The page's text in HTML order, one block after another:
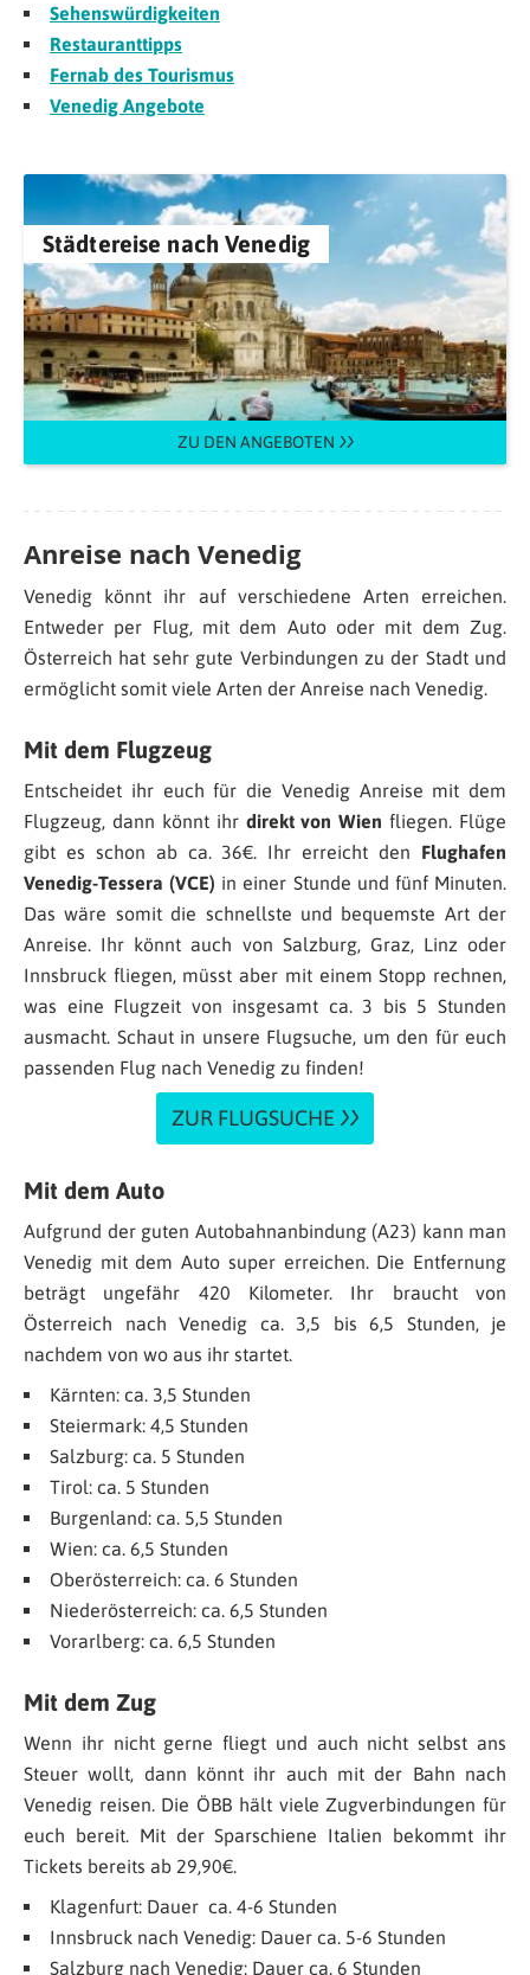
Sehenswürdigkeiten
Restauranttipps
Fernab des Tourismus
Venedig Angebote
Städtereise nach Venedig
ZU DEN ANGEBOTEN
Anreise nach Venedig
Venedig könnt ihr auf verschiedene Arten erreichen.
Entweder per Flug, mit dem Auto oder mit dem Zug.
Österreich hat sehr gute Verbindungen zu der Stadt und
ermöglicht somit viele Arten der Anreise nach Venedig.
Mit dem Flugzeug
Entscheidet ihr euch für die Venedig Anreise mit dem
Flugzeug, dann könnt ihr direkt von Wien fliegen. Flüge
gibt es schon ab ca. 36€. Ihr erreicht den Flughafen
Venedig-Tessera (VCE) in einer Stunde und fünf Minuten.
Das wäre somit die schnellste und bequemste Art der
Anreise. Ihr könnt auch von Salzburg, Graz, Linz oder
Innsbruck fliegen, müsst aber mit einem Stopp rechnen,
was eine Flugzeit von insgesamt ca. 3 bis 5 Stunden
ausmacht. Schaut in unsere Flugsuche, um den für euch
passenden Flug nach Venedig zu finden!
ZUR FLUGSUCHE
Mit dem Auto
Aufgrund der guten Autobahnanbindung (A23) kann man
Venedig mit dem Auto super erreichen. Die Entfernung
beträgt ungefähr 420 Kilometer. Ihr braucht von
Österreich nach Venedig ca. 3,5 bis 6,5 Stunden, je
nachdem von wo aus ihr startet.
Kärnten: ca. 3,5 Stunden
Steiermark: 4,5 Stunden
Salzburg: ca. 5 Stunden
Tirol: ca. 5 Stunden
Burgenland: ca. 5,5 Stunden
Wien: ca. 6,5 Stunden
Oberösterreich: ca. 6 Stunden
Niederösterreich: ca. 6,5 Stunden
Vorarlberg: ca. 6,5 Stunden
Mit dem Zug
Wenn ihr nicht gerne fliegt und auch nicht selbst ans
Steuer wollt, dann könnt ihr auch mit der Bahn nach
Venedig reisen. Die ÖBB hält viele Zugverbindungen für
euch bereit. Mit der Sparschiene Italien bekommt ihr
Tickets bereits ab 29,90€.
Klagenfurt: Dauer ca. 4-6 Stunden
Innsbruck nach Venedig: Dauer ca. 5-6 Stunden
Salzburg nach Venedig: Dauer ca. 6 Stunden